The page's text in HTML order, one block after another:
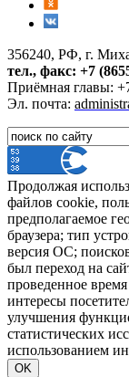
356240, РФ, г.
тел., факс: +7
Приёмная главы:
Эл. почта:
Продолжая
файлов cookie,
предполагаемое
браузера; тип
версия ОС;
был переход на
проведенное
интересы
улучшения
статистических
использованием
OK